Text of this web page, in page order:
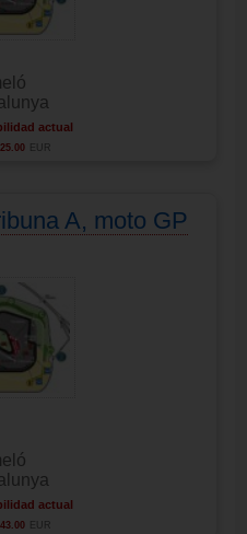
actual
EUR
A, moto GP
actual
EUR